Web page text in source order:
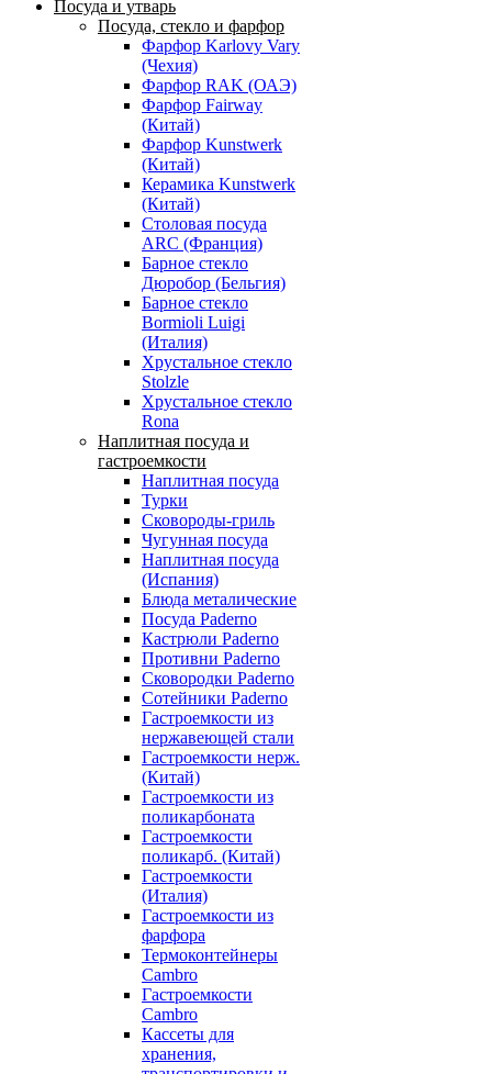
Посуда и утварь
Посуда, стекло и фарфор
Фарфор Karlovy Vary
(Чехия)
Фарфор RAK (ОАЭ)
Фарфор Fairway
(Китай)
Фарфор Kunstwerk
(Китай)
Керамика Kunstwerk
(Китай)
Столовая посуда
ARC (Франция)
Барное стекло
Дюробор (Бельгия)
Барное стекло
Bormioli Luigi
(Италия)
Хрустальное стекло
Stolzle
Хрустальное стекло
Rona
Наплитная посуда и
гастроемкости
Наплитная посуда
Турки
Сковороды-гриль
Чугунная посуда
Наплитная посуда
(Испания)
Блюда металические
Посуда Paderno
Кастрюли Paderno
Противни Paderno
Сковородки Paderno
Сотейники Paderno
Гастроемкости из
нержавеющей стали
Гастроемкости нерж.
(Китай)
Гастроемкости из
поликарбоната
Гастроемкости
поликарб. (Китай)
Гастроемкости
(Италия)
Гастроемкости из
фарфора
Термоконтейнеры
Cambro
Гастроемкости
Cambro
Кассеты для
хранения,